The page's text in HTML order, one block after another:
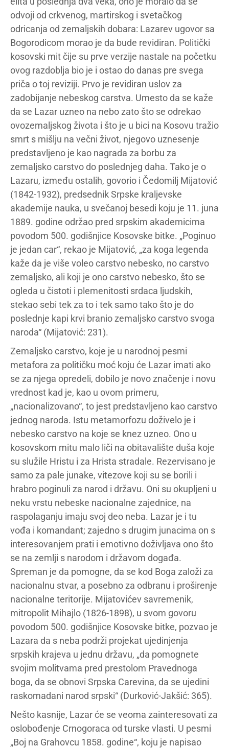
odvoji od crkvenog, martirskog i svetačkog
odricanja od zemaljskih dobara: Lazarev ugovor sa
Bogorodicom morao je da bude revidiran. Politički
kosovski mit čije su prve verzije nastale na početku
ovog razdoblja bio je i ostao do danas pre svega
priča o toj reviziji. Prvo je revidiran uslov za
zadobijanje nebeskog carstva. Umesto da se kaže
da se Lazar uzneo na nebo zato što se odrekao
ovozemaljskog života i što je u bici na Kosovu tražio
smrt s mišlju na večni život, njegovo uznesenje
predstavljeno je kao nagrada za borbu za
zemaljsko carstvo do poslednjeg daha. Tako je o
Lazaru, između ostalih, govorio i Čedomilj Mijatović
(1842-1932), predsednik Srpske kraljevske
akademije nauka, u svečanoj besedi koju je 11. juna
1889. godine održao pred srpskim akademicima
povodom 500. godišnjice Kosovske bitke. „Poginuo
je jedan car“, rekao je Mijatović, „za koga legenda
kaže da je više voleo carstvo nebesko, no carstvo
zemaljsko, ali koji je ono carstvo nebesko, što se
ogleda u čistoti i plemenitosti srdaca ljudskih,
stekao sebi tek za to i tek samo tako što je do
poslednje kapi krvi branio zemaljsko carstvo svoga
naroda“ (Mijatović: 231).
Zemaljsko carstvo, koje je u narodnoj pesmi
metafora za političku moć koju će Lazar imati ako
se za njega opredeli, dobilo je novo značenje i novu
vrednost kad je, kao u ovom primeru,
„nacionalizovano“, to jest predstavljeno kao carstvo
jednog naroda. Istu metamorfozu doživelo je i
nebesko carstvo na koje se knez uzneo. Ono u
kosovskom mitu malo liči na obitavalište duša koje
su služile Hristu i za Hrista stradale. Rezervisano je
samo za pale junake, vitezove koji su se borili i
hrabro poginuli za narod i državu. Oni su okupljeni u
neku vrstu nebeske nacionalne zajednice, na
raspolaganju imaju svoj deo neba. Lazar je i tu
vođa i komandant; zajedno s drugim junacima on s
interesovanjem prati i emotivno doživljava ono što
se na zemlji s narodom i državom događa.
Spreman je da pomogne, da se kod Boga založi za
nacionalnu stvar, a posebno za odbranu i proširenje
nacionalne teritorije. Mijatovićev savremenik,
mitropolit Mihajlo (1826-1898), u svom govoru
povodom 500. godišnjice Kosovske bitke, pozvao je
Lazara da s neba podrži projekat ujedinjenja
srpskih krajeva u jednu državu, „da pomognete
svojim molitvama pred prestolom Pravednoga
boga, da se obnovi Srpska Carevina, da se ujedini
raskomadani narod srpski“ (Durković-Jakšić: 365).
Nešto kasnije, Lazar će se veoma zainteresovati za
oslobođenje Crnogoraca od turske vlasti. U pesmi
„Boj na Grahovcu 1858. godine“, koju je napisao